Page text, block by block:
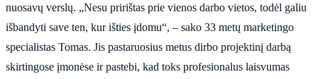
nuosavų verslų. „Nesu pririštas prie vienos darbo vietos, todėl galiu
išbandyti save ten, kur išties įdomu“, – sako 33 metų marketingo
specialistas Tomas. Jis pastaruosius metus dirbo projektinį darbą
skirtingose įmonėse ir pastebi, kad toks profesionalus laisvumas